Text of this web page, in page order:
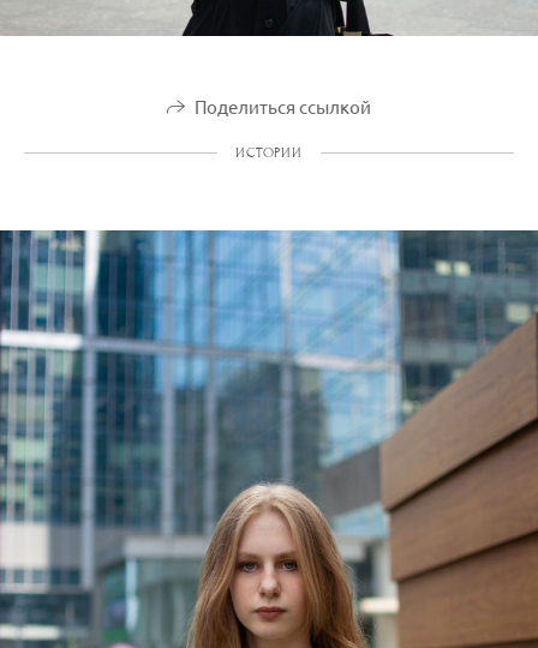
Поделиться ссылкой
ИСТОРИИ